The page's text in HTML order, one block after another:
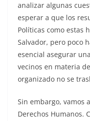
analizar algunas
esperar a que los
Políticas como estas
Salvador, pero poco
esencial asegurar
vecinos en materia
organizado no se
Sin embargo, vamos
Derechos Humanos.